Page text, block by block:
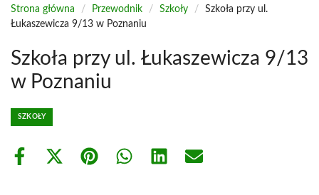
Strona główna / Przewodnik / Szkoły /
Szkoła przy ul.
Łukaszewicza 9/13 w Poznaniu
Szkoła przy ul. Łukaszewicza 9/13
w Poznaniu
SZKOŁY
Share
Share Share Share Share Share